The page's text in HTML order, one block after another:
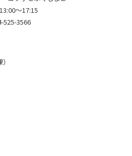
～17:15
525-3566